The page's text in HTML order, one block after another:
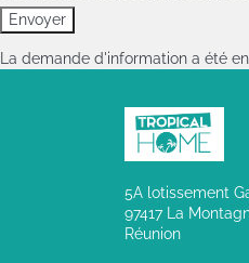
La demande d'information a été
5A lotissement
97417 La
Réunion